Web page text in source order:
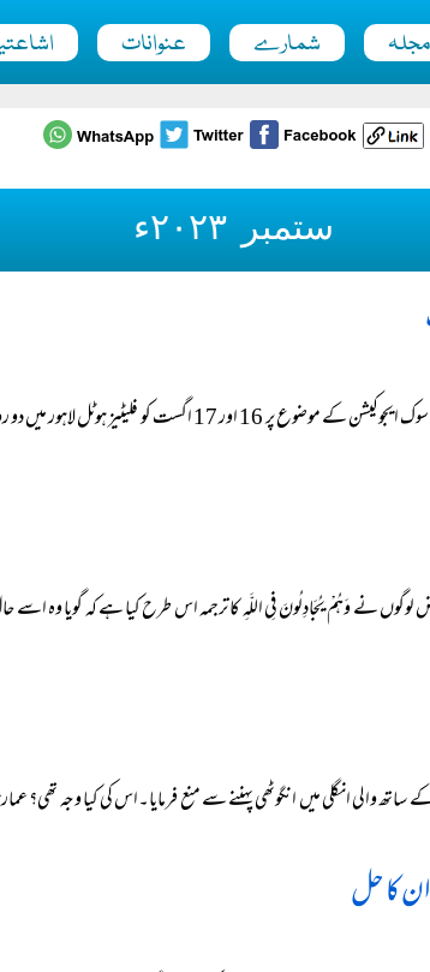
مجلہ شمارے عنوانات
ستمبر ۲۰۲۳ء
ایچ ای سی پنجاب نے جامعات کے وائس چانسلرز کے ساتھ سوک
لوگوں نے وَہُمْ یُجَادِلُونَ فِی اللَّہِ کا ترجمہ اس طرح کیا ہے کہ گویا وہ
انگلی میں انگوٹھی پہننے سے منع فرمایا۔اس کی کیا وجہ تھی؟
کا حل